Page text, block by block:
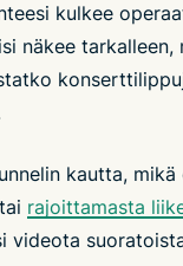
kulkee
näkee tarkalleen,
kautta, mikä
rajoittamasta
videota